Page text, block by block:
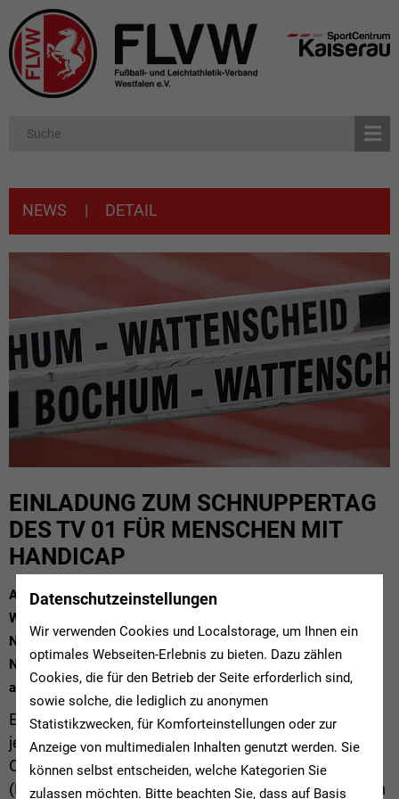
NEWS | DETAIL
EINLADUNG ZUM SCHNUPPERTAG
DES TV 01 FÜR MENSCHEN MIT
HANDICAP
Am Samstag, 2. April, von 11 bis 15 Uhr veranstaltet der TV
Wattenscheid 01 in Zusammenarbeit mit Talentscout Lina
Neumair vom Behinderten- und Rehabilitationssportverband
Nordrhein-Westfalen (BRSNW) einen Schnuppertag für
angehende Para-Leichtathlet*innen.
Egal, ob Kinder, Jugendliche oder Erwachsene –
jede*r mit körperlichem Handicap ist herzlich am
Olympiastützpunkt Bochum-Wattenscheid
(Hollandstraße 95) willkommen. Interessierte können
Datenschutzeinstellungen
Wir verwenden Cookies und Localstorage, um Ihnen ein
optimales Webseiten-Erlebnis zu bieten. Dazu zählen
Cookies, die für den Betrieb der Seite erforderlich sind,
sowie solche, die lediglich zu anonymen
Statistikzwecken, für Komforteinstellungen oder zur
Anzeige von multimedialen Inhalten genutzt werden. Sie
können selbst entscheiden, welche Kategorien Sie
zulassen möchten. Bitte beachten Sie, dass auf Basis